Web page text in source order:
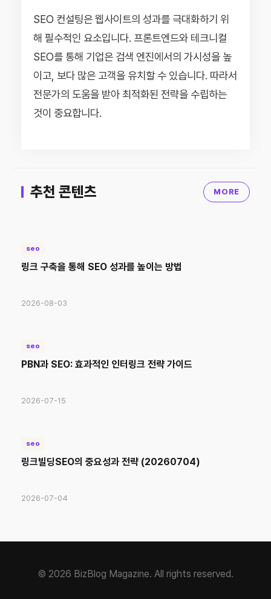
SEO 컨설팅은 웹사이트의 성과를 극대화하기 위
해 필수적인 요소입니다. 프론트엔드와 테크니컬
SEO를 통해 기업은 검색 엔진에서의 가시성을 높
이고, 보다 많은 고객을 유치할 수 있습니다. 따라서
전문가의 도움을 받아 최적화된 전략을 수립하는
것이 중요합니다.
추천 콘텐츠 MORE
seo
링크 구축을 통해 SEO 성과를 높이는 방법
2026-08-03
seo
PBN과 SEO: 효과적인 인터링크 전략 가이드
2026-07-15
seo
링크빌딩SEO의 중요성과 전략 (20260704)
2026-07-04
© 2026 BizBlog Magazine. All rights reserved.